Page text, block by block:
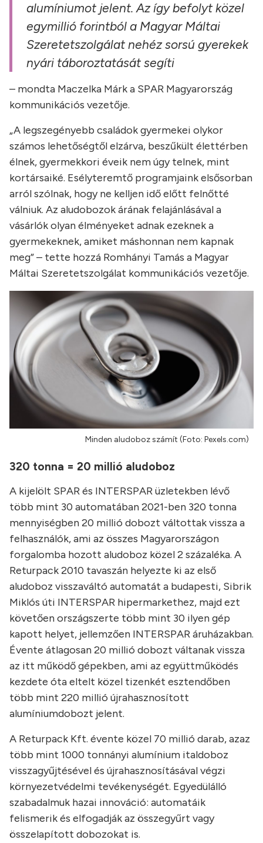
alumíniumot jelent. Az így befolyt közel
egymillió forintból a Magyar Máltai
Szeretetszolgálat nehéz sorsú gyerekek
nyári táboroztatását segíti
– mondta Maczelka Márk a SPAR Magyarország
kommunikációs vezetője.
„A legszegényebb családok gyermekei olykor
számos lehetőségtől elzárva, beszűkült élettérben
élnek, gyermekkori éveik nem úgy telnek, mint
kortársaiké. Esélyteremtő programjaink elsősorban
arról szólnak, hogy ne kelljen idő előtt felnőtté
válniuk. Az aludobozok árának felajánlásával a
vásárlók olyan élményeket adnak ezeknek a
gyermekeknek, amiket máshonnan nem kapnak
meg” – tette hozzá Romhányi Tamás a Magyar
Máltai Szeretetszolgálat kommunikációs vezetője.
Minden aludoboz számít (Foto: Pexels.com)
320 tonna = 20 millió aludoboz
A kijelölt SPAR és INTERSPAR üzletekben lévő
több mint 30 automatában 2021-ben 320 tonna
mennyiségben 20 millió dobozt váltottak vissza a
felhasználók, ami az összes Magyarországon
forgalomba hozott aludoboz közel 2 százaléka. A
Returpack 2010 tavaszán helyezte ki az első
aludoboz visszaváltó automatát a budapesti, Sibrik
Miklós úti INTERSPAR hipermarkethez, majd ezt
követően országszerte több mint 30 ilyen gép
kapott helyet, jellemzően INTERSPAR áruházakban.
Évente átlagosan 20 millió dobozt váltanak vissza
az itt működő gépekben, ami az együttműködés
kezdete óta eltelt közel tizenkét esztendőben
több mint 220 millió újrahasznosított
alumíniumdobozt jelent.
A Returpack Kft. évente közel 70 millió darab, azaz
több mint 1000 tonnányi alumínium italdoboz
visszagyűjtésével és újrahasznosításával végzi
környezetvédelmi tevékenységét. Egyedülálló
szabadalmuk hazai innováció: automatáik
felismerik és elfogadják az összegyűrt vagy
összelapított dobozokat is.